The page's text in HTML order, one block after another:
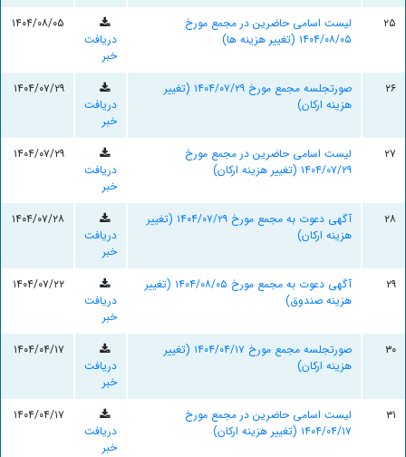
۲۵
لیست اسامی حاضرین در مجمع مورخ
۱۴۰۴/۰۸/۰۵ (تغییر هزینه ها)
دریافت
خبر
۱۴۰۴/۰۸/۰۵
۲۶
صورتجلسه مجمع مورخ ۱۴۰۴/۰۷/۲۹ (تغيير
هزينه ارکان)
دریافت
خبر
۱۴۰۴/۰۷/۲۹
۲۷
لیست اسامی حاضرین در مجمع مورخ
۱۴۰۴/۰۷/۲۹ (تغییر هزینه ارکان)
دریافت
خبر
۱۴۰۴/۰۷/۲۹
۲۸
آگهی دعوت به مجمع مورخ ۱۴۰۴/۰۷/۲۹ (تغيير
هزینه ارکان)
دریافت
خبر
۱۴۰۴/۰۷/۲۸
۲۹
آگهی دعوت به مجمع مورخ ۱۴۰۴/۰۸/۰۵ (تغيير
هزينه صندوق)
دریافت
خبر
۱۴۰۴/۰۷/۲۲
۳۰
صورتجلسه مجمع مورخ ۱۴۰۴/۰۴/۱۷ (تغيير
هزينه ارکان)
دریافت
خبر
۱۴۰۴/۰۴/۱۷
۳۱
لیست اسامی حاضرین در مجمع مورخ
۱۴۰۴/۰۴/۱۷ (تغییر هزینه ارکان)
دریافت
خبر
۱۴۰۴/۰۴/۱۷